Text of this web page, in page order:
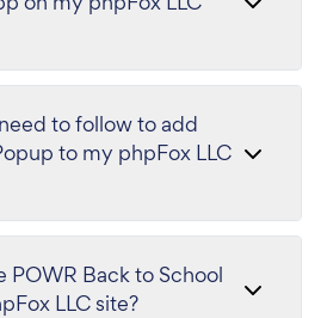
to follow to add
to my phpFox LLC
POWR Back to School
LLC site?